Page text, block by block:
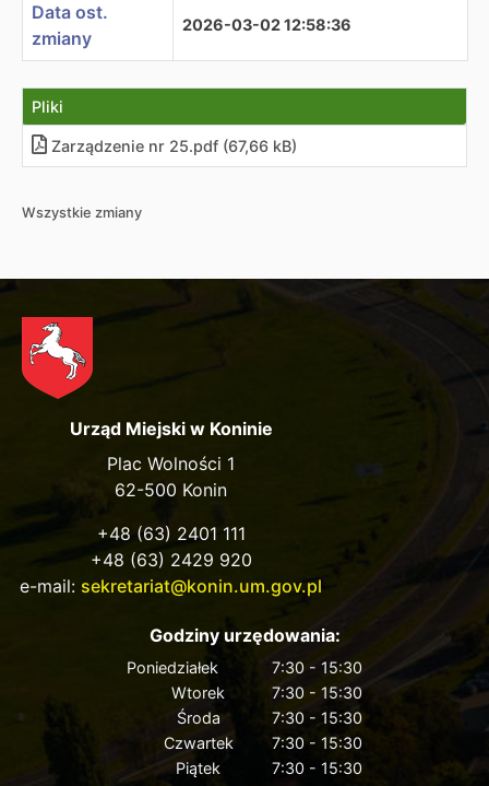
Data ost.
zmiany
2026-03-02 12:58:36
Pliki
Zarządzenie nr 25.pdf (67,66 kB)
Wszystkie zmiany
Urząd Miejski w Koninie
Plac Wolności 1
62-500 Konin
+48 (63) 2401 111
+48 (63) 2429 920
e-mail: sekretariat@konin.um.gov.pl
Godziny urzędowania:
Poniedziałek
7:30 - 15:30
Wtorek
7:30 - 15:30
Środa
7:30 - 15:30
Czwartek
7:30 - 15:30
Piątek
7:30 - 15:30